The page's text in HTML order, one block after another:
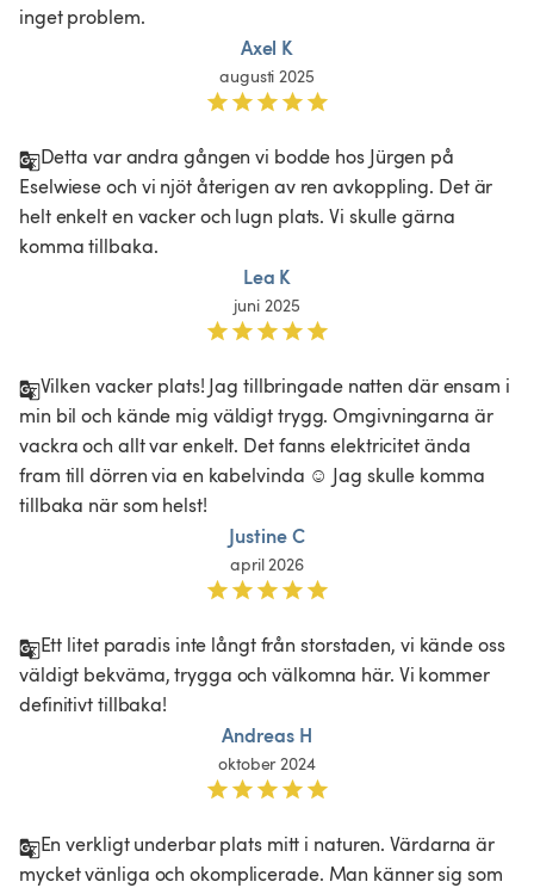
Axel K
augusti 2025
Detta var andra gången vi bodde hos Jürgen på
Eselwiese och vi njöt återigen av ren avkoppling. Det är
helt enkelt en vacker och lugn plats. Vi skulle gärna
komma tillbaka.
Lea K
juni 2025
Vilken vacker plats! Jag tillbringade natten där ensam i
min bil och kände mig väldigt trygg. Omgivningarna är
vackra och allt var enkelt. Det fanns elektricitet ända
fram till dörren via en kabelvinda ☺️ Jag skulle komma
tillbaka när som helst!
Justine C
april 2026
Ett litet paradis inte långt från storstaden, vi kände oss
väldigt bekväma, trygga och välkomna här. Vi kommer
definitivt tillbaka!
Andreas H
oktober 2024
En verkligt underbar plats mitt i naturen. Värdarna är
mycket vänliga och okomplicerade. Man känner sig som